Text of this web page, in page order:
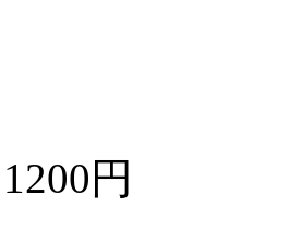
1200円